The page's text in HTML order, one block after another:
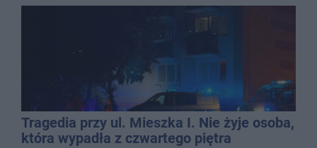
Tragedia przy ul. Mieszka I. Nie żyje osoba,
która wypadła z czwartego piętra